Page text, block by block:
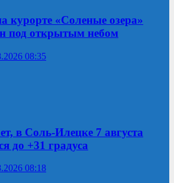
курорте «Соленые озера»
под открытым небом
08:35
в Соль-Илецке 7 августа
до +31 градуса
08:18